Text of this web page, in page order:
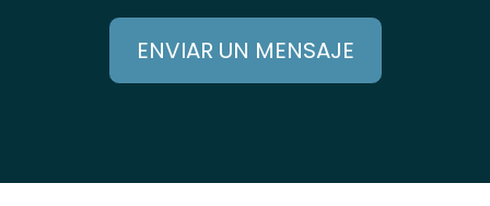
ENVIAR UN MENSAJE